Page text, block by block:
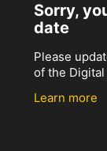
Sorry,
date
Please
of the
Learn more